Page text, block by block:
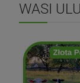
WASI